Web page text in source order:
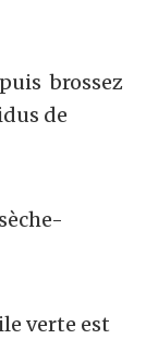
brossez
de
verte est